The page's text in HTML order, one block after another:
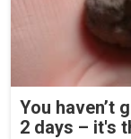
You haven’t
2 days – it's